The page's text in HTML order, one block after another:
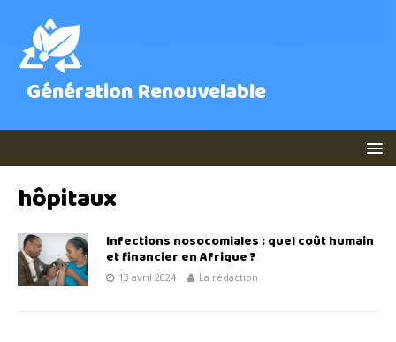
Génération Renouvelable
hôpitaux
Infections nosocomiales : quel coût humain
et financier en Afrique ?
13 avril 2024 La rédaction